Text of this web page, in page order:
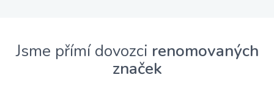
Jsme přímí dovozci renomovaných
značek